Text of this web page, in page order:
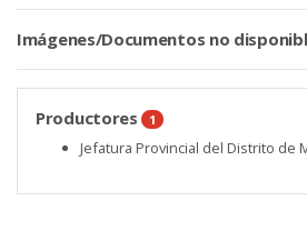
Imágenes/Documentos no
Productores 1
Jefatura Provincial del Distrito de